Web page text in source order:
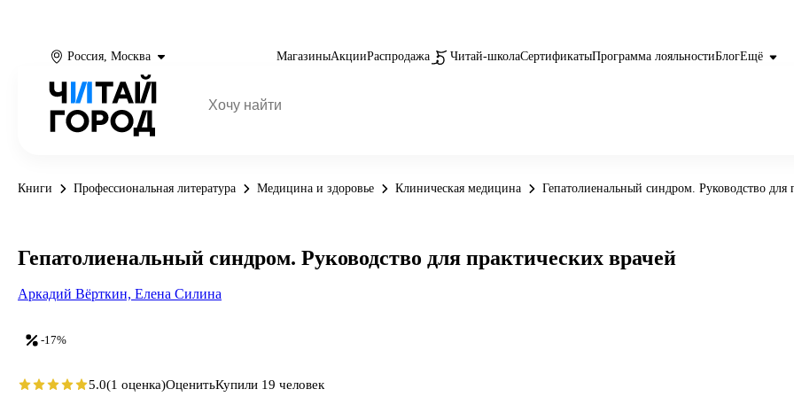
Россия, Москва МагазиныАкцииРаспродажа Читай-школаСертификатыПрограмма лояльностиБлогЕщё
Книги Профессиональная литература Медицина и здоровье Клиническая медицина Гепатолиенальный синдром. Руководство для
-17%
Гепатолиенальный синдром. Руководство для практических врачей
Аркадий Вёрткин, Елена Силина
5.0(1 оценка)ОценитьКупили 19 человек